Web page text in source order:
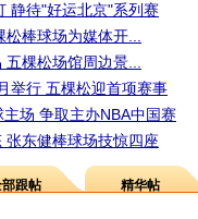
静待"好运北京"系列赛
棒球场为媒体开...
棵松场馆周边景...
举行 五棵松迎首项赛事
场 争取主办NBA中国赛
东健棒球场技惊四座
跟帖 精华帖